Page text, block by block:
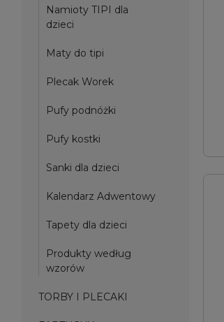
Namioty TIPI dla
dzieci
Maty do tipi
Plecak Worek
Pufy podnóżki
Pufy kostki
Sanki dla dzieci
Kalendarz Adwentowy
Tapety dla dzieci
Produkty według
wzorów
TORBY I PLECAKI